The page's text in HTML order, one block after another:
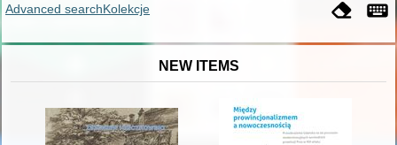
Advanced searchKolekcje
NEW ITEMS